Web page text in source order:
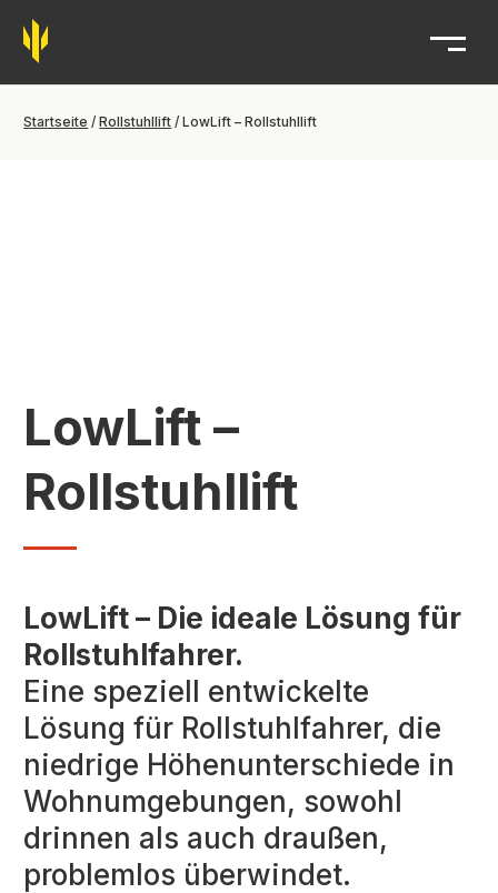
Trident
Startseite /Rollstuhllift / LowLift – Rollstuhllift
LowLift –
Rollstuhllift
LowLift – Die ideale Lösung für
Rollstuhlfahrer.
Eine speziell entwickelte
Lösung für Rollstuhlfahrer, die
niedrige Höhenunterschiede in
Wohnumgebungen, sowohl
drinnen als auch draußen,
problemlos überwindet.